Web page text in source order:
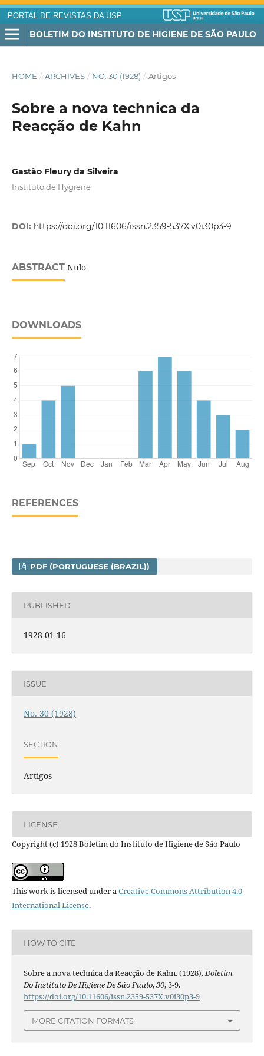
PORTAL DE REVISTAS DA USP
BOLETIM DO INSTITUTO DE HIGIENE DE SÃO PAULO
HOME / ARCHIVES / NO. 30 (1928) / Artigos
Sobre a nova technica da
Reacção de Kahn
Gastão Fleury da Silveira
Instituto de Hygiene
DOI: https://doi.org/10.11606/issn.2359-537X.v0i30p3-9
ABSTRACTNulo
DOWNLOADS
REFERENCES
PDF (PORTUGUESE (BRAZIL))
PUBLISHED
1928-01-16
ISSUE
No. 30 (1928)
SECTION
Artigos
LICENSE
Copyright (c) 1928 Boletim do Instituto de Higiene de São Paulo
This work is licensed under aCreative Commons Attribution 4.0
International License.
HOW TO CITE
Sobre a nova technica da Reacção de Kahn. (1928).Boletim
Do Instituto De Higiene De São Paulo,30, 3-9.
https://doi.org/10.11606/issn.2359-537X.v0i30p3-9
MORE CITATION FORMATS